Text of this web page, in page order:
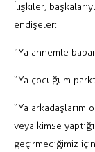
İlişkiler,
endişeler:
“Ya annemle
“Ya çocuğum
“Ya arkadaşlarım
veya kimse
geçirmediğimiz